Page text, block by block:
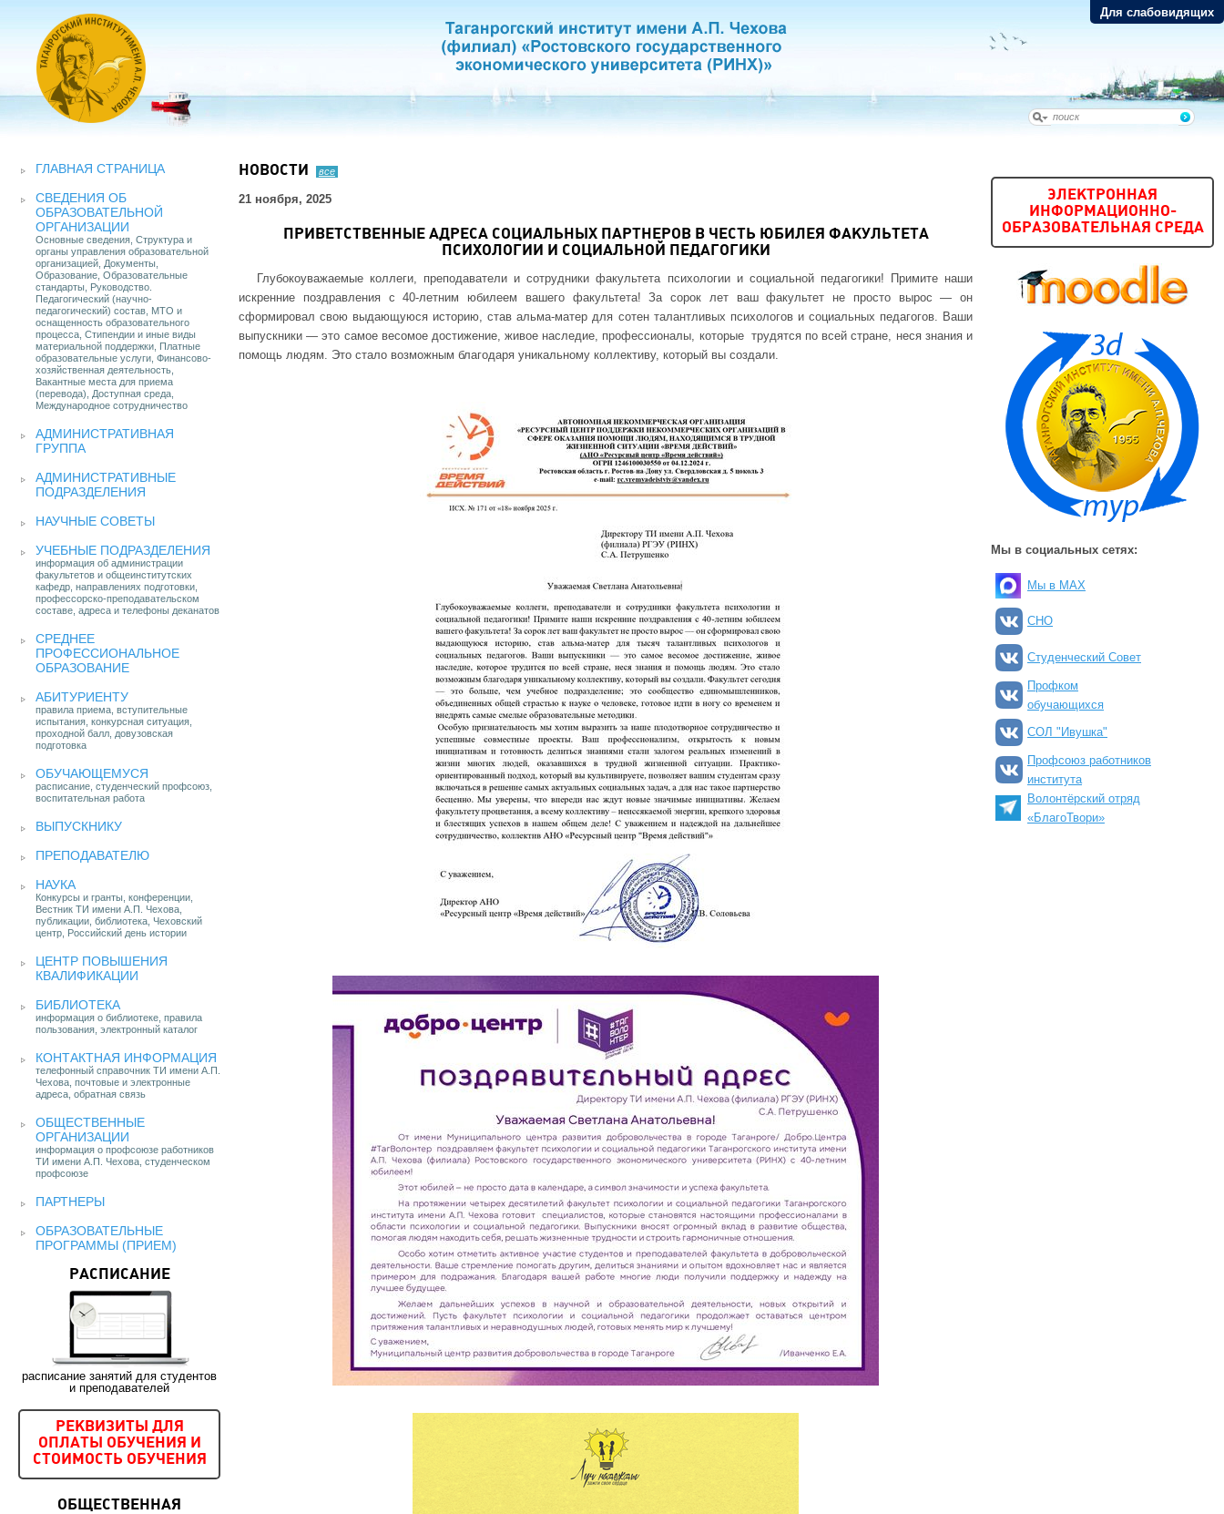
Для слабовидящих
ГЛАВНАЯ СТРАНИЦА
СВЕДЕНИЯ ОБ
ОБРАЗОВАТЕЛЬНОЙ
ОРГАНИЗАЦИИ
Основные сведения, Структура и
органы управления образовательной
организацией, Документы,
Образование, Образовательные
стандарты, Руководство.
Педагогический (научно-
педагогический) состав, МТО и
оснащенность образовательного
процесса, Стипендии и иные виды
материальной поддержки, Платные
образовательные услуги, Финансово-
хозяйственная деятельность,
Вакантные места для приема
(перевода), Доступная среда,
Международное сотрудничество
АДМИНИСТРАТИВНАЯ
ГРУППА
АДМИНИСТРАТИВНЫЕ
ПОДРАЗДЕЛЕНИЯ
НАУЧНЫЕ СОВЕТЫ
УЧЕБНЫЕ ПОДРАЗДЕЛЕНИЯ
информация об администрации
факультетов и общеинститутских
кафедр, направлениях подготовки,
профессорско-преподавательском
составе, адреса и телефоны деканатов
СРЕДНЕЕ
ПРОФЕССИОНАЛЬНОЕ
ОБРАЗОВАНИЕ
АБИТУРИЕНТУ
правила приема, вступительные
испытания, конкурсная ситуация,
проходной балл, довузовская
подготовка
ОБУЧАЮЩЕМУСЯ
расписание, студенческий профсоюз,
воспитательная работа
ВЫПУСКНИКУ
ПРЕПОДАВАТЕЛЮ
НАУКА
Конкурсы и гранты, конференции,
Вестник ТИ имени А.П. Чехова,
публикации, библиотека, Чеховский
центр, Российский день истории
ЦЕНТР ПОВЫШЕНИЯ
КВАЛИФИКАЦИИ
БИБЛИОТЕКА
информация о библиотеке, правила
пользования, электронный каталог
КОНТАКТНАЯ ИНФОРМАЦИЯ
телефонный справочник ТИ имени А.П.
Чехова, почтовые и электронные
адреса, обратная связь
ОБЩЕСТВЕННЫЕ
ОРГАНИЗАЦИИ
информация о профсоюзе работников
ТИ имени А.П. Чехова, студенческом
профсоюзе
ПАРТНЕРЫ
ОБРАЗОВАТЕЛЬНЫЕ
ПРОГРАММЫ (ПРИЕМ)
РАСПИСАНИЕ
расписание занятий для студентов
и преподавателей
РЕКВИЗИТЫ ДЛЯ
ОПЛАТЫ ОБУЧЕНИЯ И
СТОИМОСТЬ ОБУЧЕНИЯ
ОБЩЕСТВЕННАЯ
НОВОСТИ все
21 ноября, 2025
ПРИВЕТСТВЕННЫЕ АДРЕСА СОЦИАЛЬНЫХ ПАРТНЕРОВ В ЧЕСТЬ ЮБИЛЕЯ ФАКУЛЬТЕТА
ПСИХОЛОГИИ И СОЦИАЛЬНОЙ ПЕДАГОГИКИ
Глубокоуважаемые коллеги, преподаватели и сотрудники факультета психологии и социальной педагогики! Примите наши
искренние поздравления с 40-летним юбилеем вашего факультета! За сорок лет ваш факультет не просто вырос — он
сформировал свою выдающуюся историю, став альма-матер для сотен талантливых психологов и социальных педагогов. Ваши
выпускники — это самое весомое достижение, живое наследие, профессионалы, которые трудятся по всей стране, неся знания и
помощь людям. Это стало возможным благодаря уникальному коллективу, который вы создали.
ЭЛЕКТРОННАЯ
ИНФОРМАЦИОННО-
ОБРАЗОВАТЕЛЬНАЯ СРЕДА
Мы в социальных сетях:
Мы в MAX
СНО
Студенческий Совет
Профком
обучающихся
СОЛ "Ивушка"
Профсоюз работников
института
Волонтёрский отряд
«БлагоТвори»